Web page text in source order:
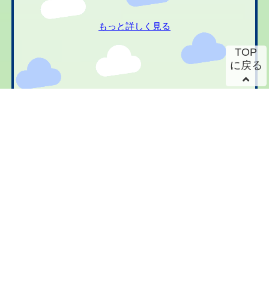
もっと詳しく見る
TOP
に戻る